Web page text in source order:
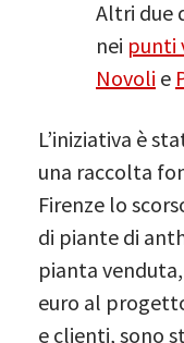
Altri due
nei punti
Novoli e
L’iniziativa è
una raccolta
Firenze lo
di piante di
pianta
euro al
e clienti, sono